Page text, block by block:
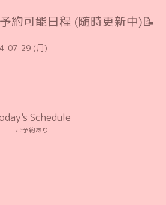
約可能日程 (随時更新中)📝
07-29 (月)
Schedule
ご予約あり